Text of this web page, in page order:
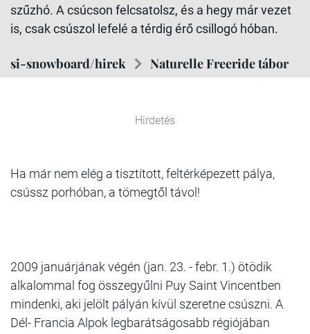
szűzhó. A csúcson felcsatolsz, és a hegy már vezet
is, csak csúszol lefelé a térdig érő csillogó hóban.
si-snowboard/hirek Naturelle Freeride tábor
Hirdetés
Ha már nem elég a tisztított, feltérképezett pálya,
csússz porhóban, a tömegtől távol!
2009 januárjának végén (jan. 23. - febr. 1.) ötödik
alkalommal fog összegyűlni Puy Saint Vincentben
mindenki, aki jelölt pályán kívül szeretne csúszni. A
Dél- Francia Alpok legbarátságosabb régiójában